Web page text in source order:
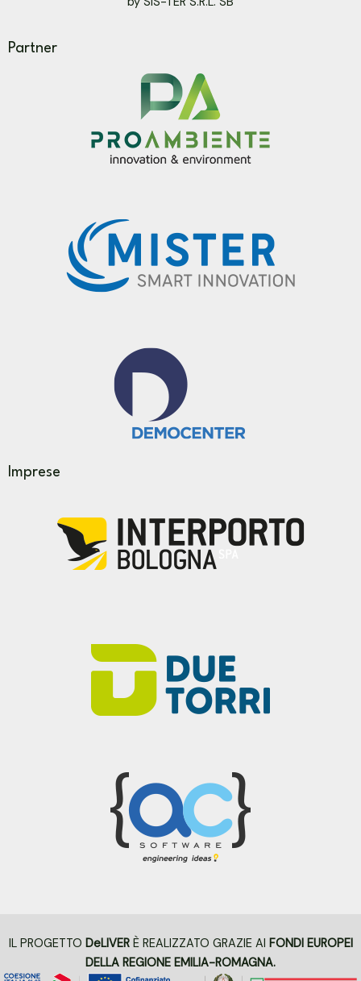
Partner
Imprese
IL PROGETTO DeLIVERÈ REALIZZATO GRAZIE AI FONDI EUROPEI
DELLA REGIONE EMILIA-ROMAGNA.